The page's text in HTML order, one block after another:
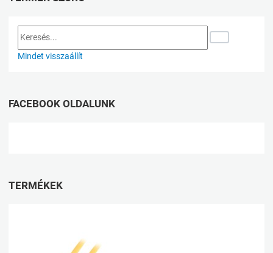
Mindet visszaállít
FACEBOOK OLDALUNK
TERMÉKEK